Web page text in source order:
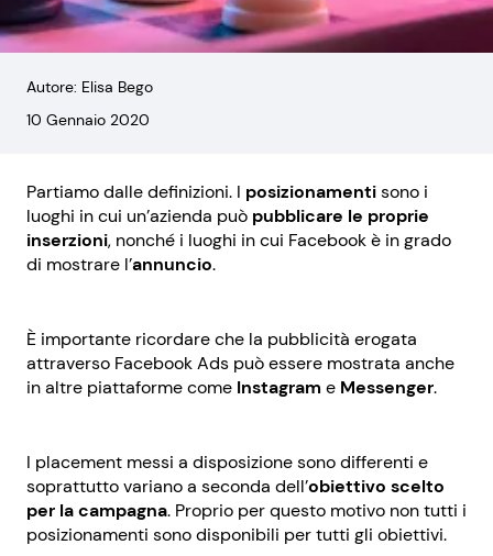
Autore: Elisa Bego
10 Gennaio 2020
Partiamo dalle definizioni. I posizionamentisono i
luoghi in cui un’azienda può pubblicare le proprie
inserzioni, nonché i luoghi in cui Facebook è in grado
di mostrare l’annuncio.
È importante ricordare che la pubblicità erogata
attraverso Facebook Ads può essere mostrata anche
in altre piattaforme come Instagram e Messenger.
I placement messi a disposizione sono differenti e
soprattutto variano a seconda dell’obiettivo scelto
per la campagna. Proprio per questo motivo non tutti i
posizionamenti sono disponibili per tutti gli obiettivi.